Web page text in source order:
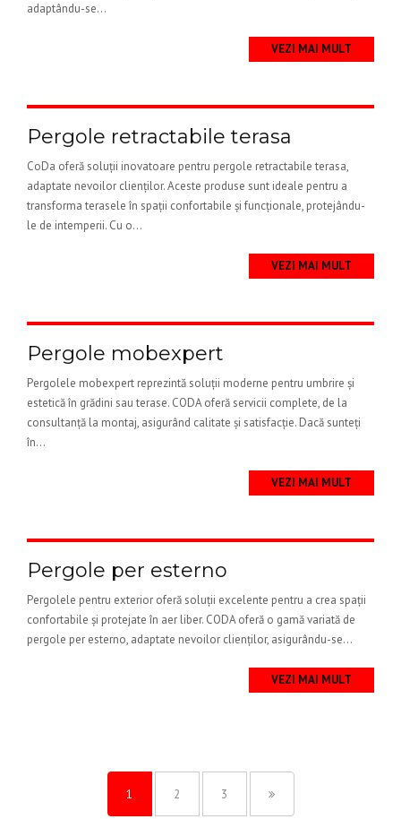
adaptându-se...
VEZI MAI MULT
Pergole retractabile terasa
CoDa oferă soluții inovatoare pentru pergole retractabile terasa,
adaptate nevoilor clienților. Aceste produse sunt ideale pentru a
transforma terasele în spații confortabile și funcționale, protejându-
le de intemperii. Cu o...
VEZI MAI MULT
Pergole mobexpert
Pergolele mobexpert reprezintă soluții moderne pentru umbrire și
estetică în grădini sau terase. CODA oferă servicii complete, de la
consultanță la montaj, asigurând calitate și satisfacție. Dacă sunteți
în...
VEZI MAI MULT
Pergole per esterno
Pergolele pentru exterior oferă soluții excelente pentru a crea spații
confortabile și protejate în aer liber. CODA oferă o gamă variată de
pergole per esterno, adaptate nevoilor clienților, asigurându-se...
VEZI MAI MULT
1 2 3